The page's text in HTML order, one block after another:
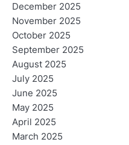
December 2025
November 2025
October 2025
September 2025
August 2025
July 2025
June 2025
May 2025
April 2025
March 2025